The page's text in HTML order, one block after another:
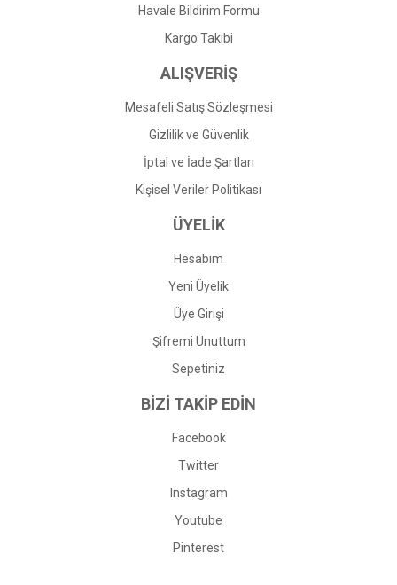
Havale Bildirim Formu
Kargo Takibi
ALIŞVERİŞ
Mesafeli Satış Sözleşmesi
Gizlilik ve Güvenlik
İptal ve İade Şartları
Kişisel Veriler Politikası
ÜYELİK
Hesabım
Yeni Üyelik
Üye Girişi
Şifremi Unuttum
Sepetiniz
BİZİ TAKİP EDİN
Facebook
Twitter
Instagram
Youtube
Pinterest